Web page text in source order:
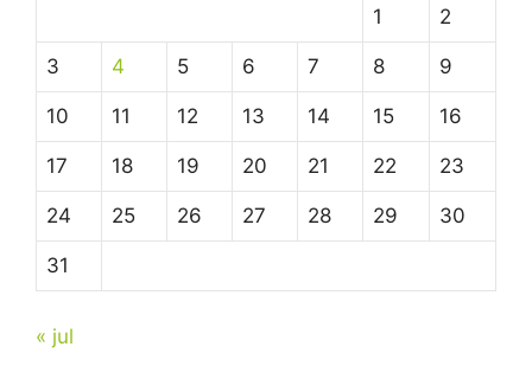
1 2
3 4 5 6 7 8 9
10 11 12 13 14 15 16
17 18 19 20 21 22 23
24 25 26 27 28 29 30
31
« jul